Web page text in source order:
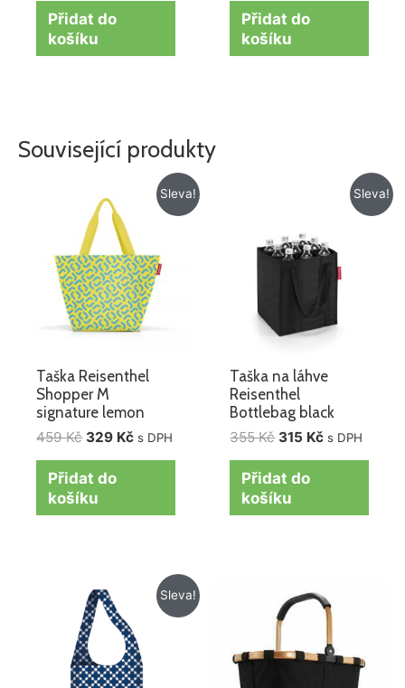
Přidat do
košíku
Přidat do
košíku
Související produkty
Sleva!
Taška Reisenthel
Shopper M
signature lemon
459Kč
cena
byla:
459 Kč.
329 Kč
Aktuální
cena
s DPH
Přidat do
košíku
Sleva!
Taška na láhve
Reisenthel
Bottlebag black
355Kč
355 Kč.
315 Kč
Aktuální
cena
315 Kč.
s DPH
Přidat do
košíku
Sleva!
Původní
cena
byla:
218 Kč.
Aktuální
cena
je:
128 Kč.